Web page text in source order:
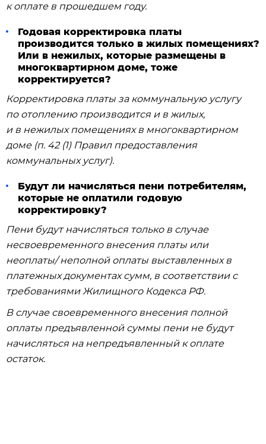
к оплате в прошедшем году.
Годовая корректировка платы
производится только в жилых помещениях?
Или в нежилых, которые размещены в
многоквартирном доме, тоже
корректируется?
Корректировка платы за коммунальную услугу
по отоплению производится и в жилых,
и в нежилых помещениях в многоквартирном
доме (п. 42 (1) Правил предоставления
коммунальных услуг).
Будут ли начисляться пени потребителям,
которые не оплатили годовую
корректировку?
Пени будут начисляться только в случае
несвоевременного внесения платы или
неоплаты/ неполной оплаты выставленных в
платежных документах сумм, в соответствии с
требованиями Жилищного Кодекса РФ.
В случае своевременного внесения полной
оплаты предъявленной суммы пени не будут
начисляться на непредъявленный к оплате
остаток.